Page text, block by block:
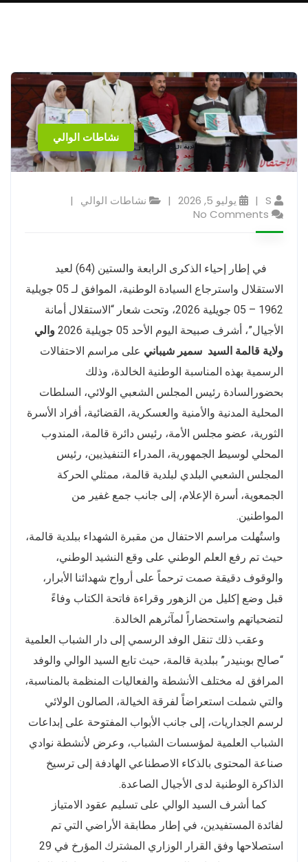
نشاطات الوالي
S يوليو 5, 2026
نشاطات الوالي
No Comments
في إطار إحياء الذكرى الرابعة والستين (64) لعيد
الاستقلال واسترجاع السيادة الوطنية، الموافق لـ 05 جويلية
1962 – 05 جويلية 2026، وتحت شعار “الاستقلال أمانة
الأجيال”، أشرف صبيحة اليوم الأحد 05 جويلية 2026
والي
ولاية قالمة السيد سمير شيباني على مراسم الاحتفالات
الرسمية بهذه المناسبة الوطنية الخالدة، وذلك
بحضورالسادة رئيس المجلس الشعبي الولائي، السلطات
المحلية المدنية والأمنية والعسكرية، القضائية، أفراد الأسرة
الثورية، عضو مجلس الأمة، رئيس دائرة قالمة، المندوب
المحلي لوسيط الجمهورية، المدراء التنفيذيين، رئيس
المجلس الشعبي البلدي لبلدية قالمة، ممثلي الحركة
الجمعوية، أسرة الإعلام، إلى جانب جمع غفير من
المواطنين.
واستُهلت مراسم الاحتفال من مقبرة الشهداء ببلدية قالمة،
حيث تم رفع العلم الوطني على وقع النشيد الوطني،
والوقوف دقيقة صمت ترحماً على أرواح شهدائنا الأبرار،
قبل وضع إكليل من الزهور وقراءة فاتحة الكتاب وفاءً
لتضحياتهم واستحضاراً لمآثرهم الخالدة.
وعقب ذلك تنقل الوفد الرسمي إلى دار الشباب العلمية
“صالح بوبنيدر” ببلدية قالمة، حيث تابع السيد الوالي والوفد
المرافق له مختلف الأنشطة والفعاليات المنظمة بالمناسبة،
والتي شملت استعراضاً لفرقة الخيالة، الصالون الولائي
لرسم الجداريات، إلى جانب الأبواب المفتوحة على إبداعات
الشباب العلمية لمؤسسات الشباب، وعرض لأنشطة نوادي
صناعة المحتوى بالذكاء الاصطناعي الهادفة إلى ترسيخ
الذاكرة الوطنية لدى الأجيال الصاعدة.
كما أشرف السيد الوالي على تسليم عقود الامتياز
لفائدة المستفيدين، في إطار مطابقة الأراضي التي تم
استصلاحها وفق القرار الوزاري المشترك المؤرخ في 29